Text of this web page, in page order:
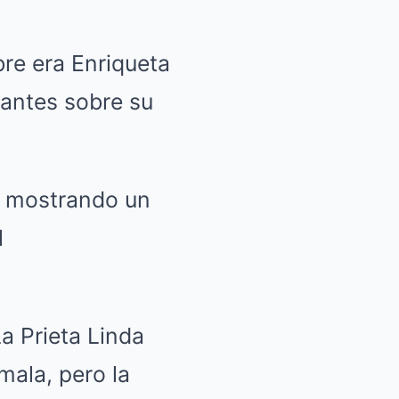
era Enriqueta
sobre su
un
Prieta Linda
pero la